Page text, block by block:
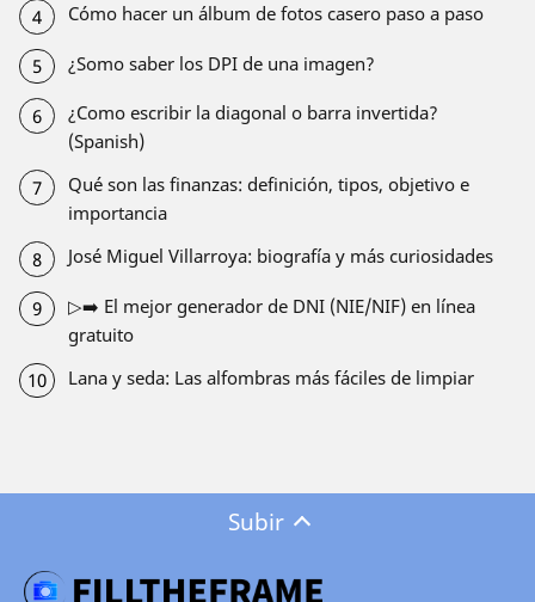
Cómo hacer un álbum de fotos casero paso a paso
¿Somo saber los DPI de una imagen?
¿Como escribir la diagonal o barra invertida?
(Spanish)
Qué son las finanzas: definición, tipos, objetivo e
importancia
José Miguel Villarroya: biografía y más curiosidades
▷➡️ El mejor generador de DNI (NIE/NIF) en línea
gratuito
Lana y seda: Las alfombras más fáciles de limpiar
Subir